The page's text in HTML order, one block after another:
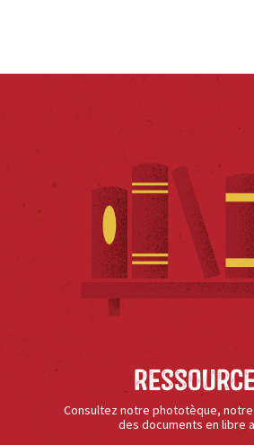
Consultez notre phototèque,
des documents en libre